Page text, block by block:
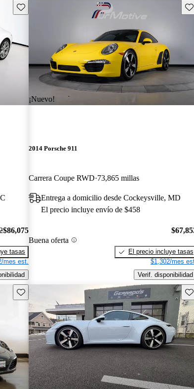
Guarda este Aviso
$86,075
tasas
mes est.
¡Nuevo!
2014 Porsche 911
Carrera Coupe RWD 73,865 millas
Entrega a domicilio desde Cockeysville, MD
El precio incluye envío de $458
Buena oferta
El precio incluye tasas
$1,302/mes
Verif. disponibilidad
Guarda este Aviso